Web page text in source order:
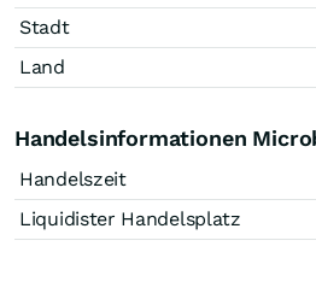
Stadt
Land
Handelsinformationen
Handelszeit
Liquidister Handelsplatz